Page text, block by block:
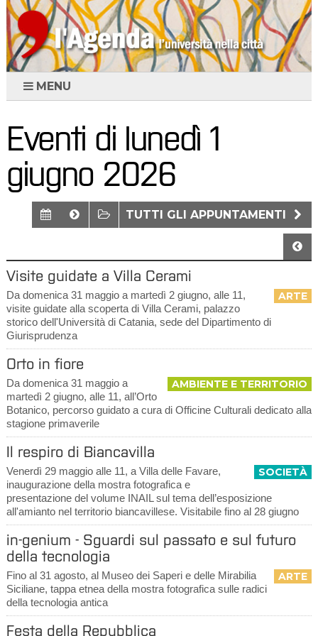
MENU
Eventi di lunedì 1
giugno 2026
TUTTI GLI APPUNTAMENTI
Visite guidate a Villa Cerami
ARTE
Da domenica 31 maggio a martedì 2 giugno, alle 11,
visite guidate alla scoperta di Villa Cerami, palazzo
storico dell'Università di Catania, sede del Dipartimento di
Giurisprudenza
Orto in fiore
AMBIENTE E TERRITORIO
Da domenica 31 maggio a
martedì 2 giugno, alle 11, all’Orto
Botanico, percorso guidato a cura di Officine Culturali dedicato alla
stagione primaverile
Il respiro di Biancavilla
SOCIETÀ
Venerdì 29 maggio alle 11, a Villa delle Favare,
inaugurazione della mostra fotografica e
presentazione del volume INAIL sul tema dell’esposizione
all'amianto nel territorio biancavillese. Visitabile fino al 28 giugno
in-genium - Sguardi sul passato e sul futuro
della tecnologia
ARTE
Fino al 31 agosto, al Museo dei Saperi e delle Mirabilia
Siciliane, tappa etnea della mostra fotografica sulle radici
della tecnologia antica
Festa della Repubblica